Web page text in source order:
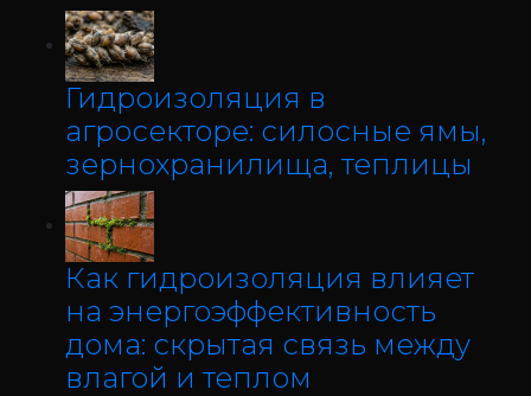
Гидроизоляция в
агросекторе: силосные ямы,
зернохранилища, теплицы
Как гидроизоляция влияет
на энергоэффективность
дома: скрытая связь между
влагой и теплом